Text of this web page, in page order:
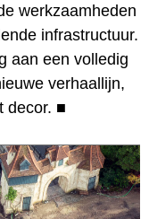
werkzaamheden
infrastructuur.
aan een volledig
verhaallijn,
decor. ■